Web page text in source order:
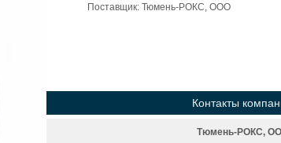
Поставщик: Тюмень-РОКС, ООО
Контакты
Тюмень-РОКС,